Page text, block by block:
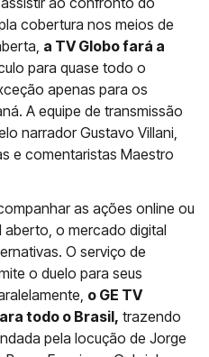
cobertura nos meios de
a TV Globo fará a
para quase todo o
apenas para os
A equipe de transmissão
narrador Gustavo Villani,
e comentaristas Maestro
as ações online ou
o mercado digital
O serviço de
o duelo para seus
o GE TV
todo o Brasil, trazendo
pela locução de Jorge